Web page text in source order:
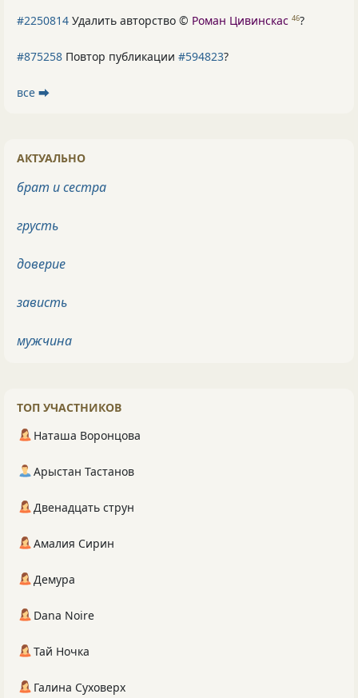
#2250814 Удалить авторство © Роман Цивинскас 46?
#875258 Повтор публикации #594823?
все ⮕
АКТУАЛЬНО
брат и сестра
грусть
доверие
зависть
мужчина
ТОП УЧАСТНИКОВ
Наташа Воронцова
Арыстан Тастанов
Двенадцать струн
Амалия Сирин
Демура
Dana Noire
Тай Ночка
Галина Суховерх